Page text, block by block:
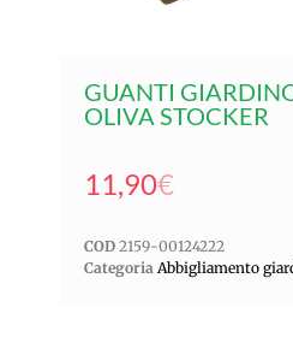
GUANTI
OLIVA STOCKER
11,90€
COD 2159-00124222
Categoria Abbigliamento